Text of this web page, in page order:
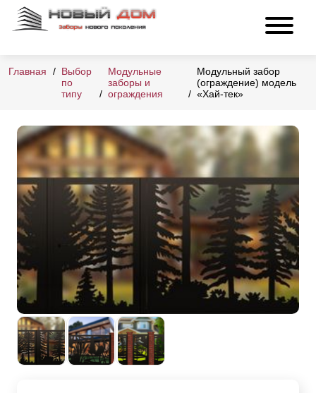
Главная
Выбор
по
типу
Модульные
заборы и
ограждения
Модульный забор
(ограждение) модель
«Хай-тек»